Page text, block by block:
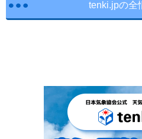
tenki.jpの全